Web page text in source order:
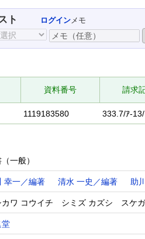
ト ログインメモ
資料番号 請求
1119183580 333.7/ｱ-13/
一般）
幸一／編著 清水 一史／編著 助
カワ コウイチ シミズ カズシ スケ
堂